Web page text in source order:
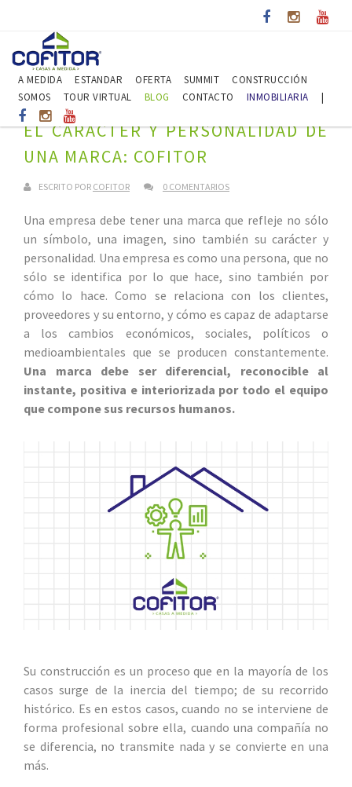
A MEDIDA ESTANDAR OFERTA SUMMIT
CONSTRUCCIÓN
SOMOS
TOUR VIRTUAL BLOG CONTACTO INMOBILIARIA |
EL CARÁCTER Y PERSONALIDAD DE
UNA MARCA: COFITOR
ESCRITO POR COFITOR 0 COMENTARIOS
Una empresa debe tener una marca que refleje no sólo
un símbolo, una imagen, sino también su carácter y
personalidad. Una empresa es como una persona, que no
sólo se identifica por lo que hace, sino también por
cómo lo hace. Como se relaciona con los clientes,
proveedores y su entorno, y cómo es capaz de adaptarse
a los cambios económicos, sociales, políticos o
medioambientales que se producen constantemente.
Una marca debe ser diferencial, reconocible al
instante, positiva e interiorizada por todo el equipo
que compone sus recursos humanos.
Su construcción es un proceso que en la mayoría de los
casos surge de la inercia del tiempo; de su recorrido
histórico. Es en estos casos, cuando no se interviene de
forma profesional sobre ella, cuando una compañía no
se diferencia, no transmite nada y se convierte en una
más.